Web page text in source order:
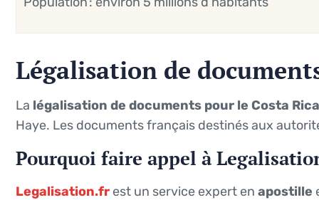
Légalisation de
La légalisation de documents pour le Costa Rica
Haye. Les documents français destinés aux
Pourquoi faire appel à
Legalisation.fr est un service expert en apostille